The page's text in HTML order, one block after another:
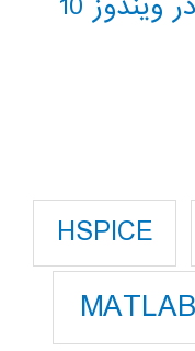
HSPICE
MATLAB